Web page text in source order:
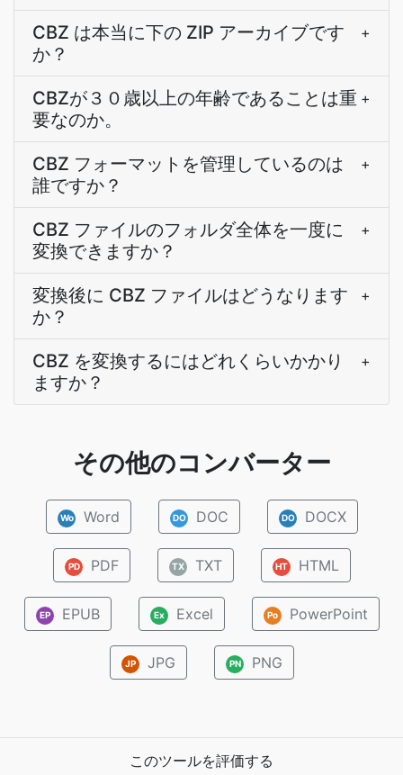
CBZ は本当に下の ZIP アーカイブです
か？
+
CBZが３０歳以上の年齢であることは重
要なのか。
+
CBZ フォーマットを管理しているのは
誰ですか？
+
CBZ ファイルのフォルダ全体を一度に
変換できますか？
+
変換後に CBZ ファイルはどうなります
か？
+
CBZ を変換するにはどれくらいかかり
ますか？
+
その他のコンバーター
Wo Word DO DOC DO DOCX
PD PDF TX TXT HT HTML
EP EPUB Ex Excel Po PowerPoint
JP JPG PN PNG
このツールを評価する